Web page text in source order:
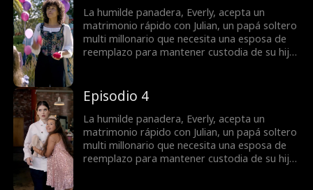
prometido acosador y una ex-esposa lunática
quienes harán lo que sea para separarlos.
La humilde panadera, Everly, acepta un
matrimonio rápido con Julian, un papá soltero
multi millonario que necesita una esposa de
reemplazo para mantener custodia de su hija.
descubren sus sentimientos entre sí mientras
combaten a un némesis celoso, un ex-
prometido acosador y una ex-esposa lunática
quienes harán lo que sea para separarlos.
Episodio 4
La humilde panadera, Everly, acepta un
matrimonio rápido con Julian, un papá soltero
multi millonario que necesita una esposa de
reemplazo para mantener custodia de su hija.